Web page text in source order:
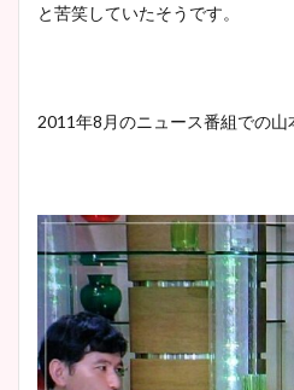
と苦笑していたそうです。
2011年8月のニュース番組での山